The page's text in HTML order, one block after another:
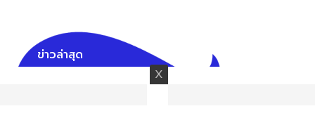
ข่าวล่าสุด